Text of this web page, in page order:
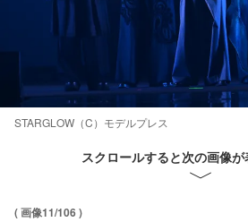
STARGLOW（C）モデルプレス
スクロールすると次の画像
( 画像11/106 )